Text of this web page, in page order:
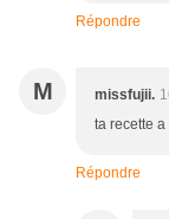
Répondre
M missfujii.
ta recette
Répondre